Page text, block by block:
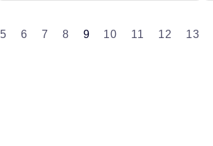
5 6 7 8 9 10 11 12 13